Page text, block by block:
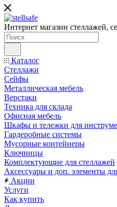
Интернет магазин стеллажей,
Каталог
Стеллажи
Сейфы
Металлическая мебель
Верстаки
Техника для склада
Офисная мебель
Шкафы и тележки для
Гардеробные системы
Мусорные контейнеры
Ключницы
Комплектующие для стеллажей
Аксессуары и доп. элементы
Акции
Услуги
Как купить